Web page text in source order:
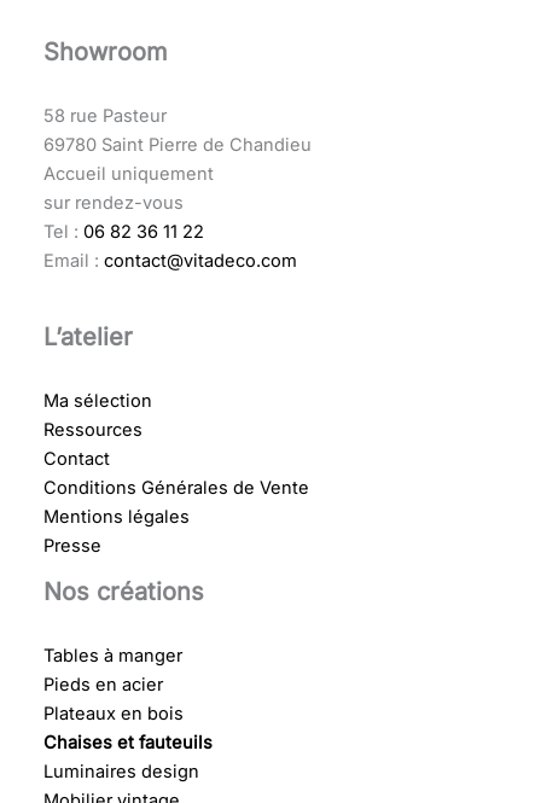
Showroom
58 rue Pasteur
69780 Saint Pierre de Chandieu
Accueil uniquement
sur rendez-vous
Tel : 06 82 36 11 22
Email : contact@vitadeco.com
L’atelier
Ma sélection
Ressources
Contact
Conditions Générales de Vente
Mentions légales
Presse
Nos créations
Tables à manger
Pieds en acier
Plateaux en bois
Chaises et fauteuils
Luminaires design